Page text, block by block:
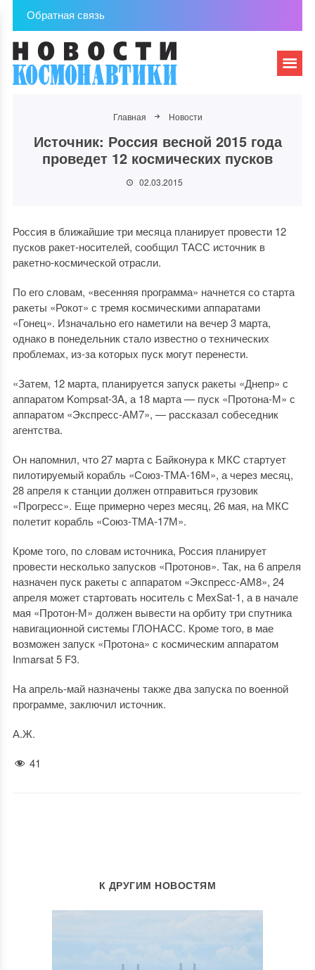
Обратная связь
Главная Новости
Источник: Россия весной 2015 года
проведет 12 космических пусков
02.03.2015
Россия в ближайшие три месяца планирует провести 12
пусков ракет-носителей, сообщил ТАСС источник в
ракетно-космической отрасли.
По его словам, «весенняя программа» начнется со старта
ракеты «Рокот» с тремя космическими аппаратами
«Гонец». Изначально его наметили на вечер 3 марта,
однако в понедельник стало известно о технических
проблемах, из-за которых пуск могут перенести.
«Затем, 12 марта, планируется запуск ракеты «Днепр» с
аппаратом Kompsat-3A, а 18 марта — пуск «Протона-М» с
аппаратом «Экспресс-АМ7», — рассказал собеседник
агентства.
Он напомнил, что 27 марта с Байконура к МКС стартует
пилотируемый корабль «Союз-ТМА-16М», а через месяц,
28 апреля к станции должен отправиться грузовик
«Прогресс». Еще примерно через месяц, 26 мая, на МКС
полетит корабль «Союз-ТМА-17М».
Кроме того, по словам источника, Россия планирует
провести несколько запусков «Протонов». Так, на 6 апреля
назначен пуск ракеты с аппаратом «Экспресс-АМ8», 24
апреля может стартовать носитель с MexSat-1, а в начале
мая «Протон-М» должен вывести на орбиту три спутника
навигационной системы ГЛОНАСС. Кроме того, в мае
возможен запуск «Протона» с космическим аппаратом
Inmarsat 5 F3.
На апрель-май назначены также два запуска по военной
программе, заключил источник.
А.Ж.
41
К ДРУГИМ НОВОСТЯМ